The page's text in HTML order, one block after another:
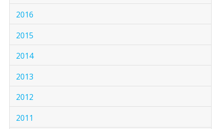
2016
2015
2014
2013
2012
2011